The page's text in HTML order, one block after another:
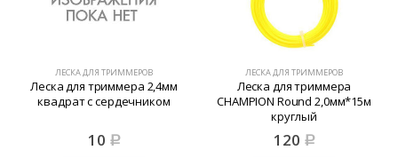
ЛЕСКА ДЛЯ ТРИММЕРОВ
Леска для триммера 2,4мм
квадрат с сердечником
10 Р
ЛЕСКА ДЛЯ ТРИММЕРОВ
Леска для триммера
CHAMPION Round 2,0мм*15м
круглый
120 Р